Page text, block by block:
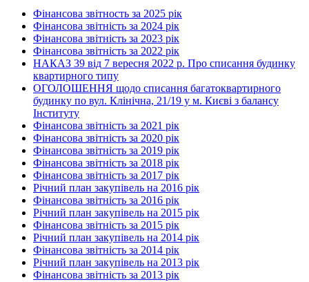
Фінансова звітность за 2025 рік
Фінансова звітність за 2024 рік
Фінансова звітність за 2023 рік
Фінансова звітність за 2022 рік
НАКАЗ 39 від 7 вересня 2022 р. Про списання будинку
квартирного типу
ОГОЛОШЕННЯ щодо списання багатоквартирного
будинку по вул. Клінічна, 21/19 у м. Києві з балансу
Інституту
Фінансова звітність за 2021 рік
Фінансова звітність за 2020 рік
Фінансова звітність за 2019 рік
Фінансова звітність за 2018 рік
Фінансова звітність за 2017 рік
Річний план закупівель на 2016 рік
Фінансова звітність за 2016 рік
Річний план закупівель на 2015 рік
Фінансова звітність за 2015 рік
Річний план закупівель на 2014 рік
Фінансова звітність за 2014 рік
Річний план закупівель на 2013 рік
Фінансова звітність за 2013 рік